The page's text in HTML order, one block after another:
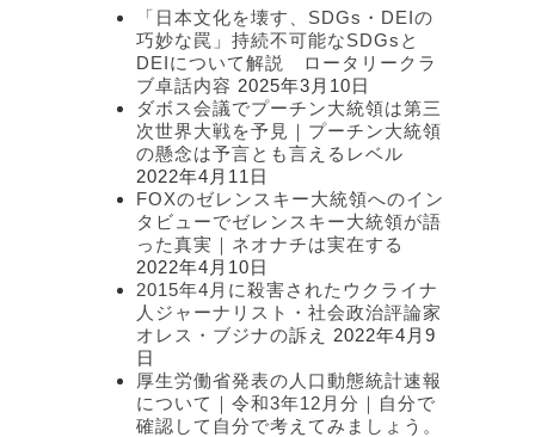
「日本文化を壊す、SDGs・DEIの
巧妙な罠」持続不可能なSDGsと
DEIについて解説 ロータリークラ
ブ卓話内容 2025年3月10日
ダボス会議でプーチン大統領は第三
次世界大戦を予見｜プーチン大統領
の懸念は予言とも言えるレベル
2022年4月11日
FOXのゼレンスキー大統領へのイン
タビューでゼレンスキー大統領が語
った真実｜ネオナチは実在する
2022年4月10日
2015年4月に殺害されたウクライナ
人ジャーナリスト・社会政治評論家
オレス・ブジナの訴え
2022年4月9
日
厚生労働省発表の人口動態統計速報
について｜令和3年12月分｜自分で
確認して自分で考えてみましょう。